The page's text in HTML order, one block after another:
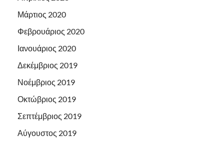
Μάρτιος 2020
Φεβρουάριος 2020
Ιανουάριος 2020
Δεκέμβριος 2019
Νοέμβριος 2019
Οκτώβριος 2019
Σεπτέμβριος 2019
Αύγουστος 2019